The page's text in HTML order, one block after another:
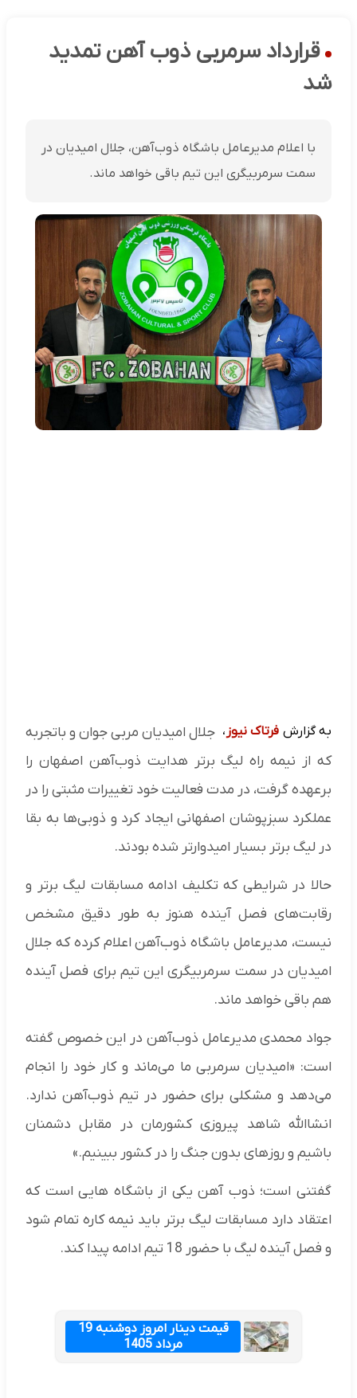
قرارداد سرمربی ذوب آهن تمدید
شد
با اعلام مدیرعامل باشگاه ذوب‌آهن، جلال امیدیان در
سمت سرمربیگری این تیم باقی خواهد ماند.
به گزارش فرتاک نیوز ، جلال امیدیان مربی جوان و باتجربه
که از نیمه راه لیگ برتر هدایت ذوب‌آهن اصفهان را
برعهده گرفت، در مدت فعالیت خود تغییرات مثبتی را در
عملکرد سبزپوشان اصفهانی ایجاد کرد و ذوبی‌ها به بقا
در لیگ برتر بسیار امیدوارتر شده بودند.
حالا در شرایطی که تکلیف ادامه مسابقات لیگ برتر و
رقابت‌های فصل آینده هنوز به طور دقیق مشخص
نیست، مدیرعامل باشگاه ذوب‌آهن اعلام کرده که جلال
امیدیان در سمت سرمربیگری این تیم برای فصل آینده
هم باقی خواهد ماند.
جواد محمدی مدیرعامل ذوب‌آهن در این خصوص گفته
است: «امیدیان سرمربی ما می‌ماند و کار خود را انجام
می‌دهد و مشکلی برای حضور در تیم ذوب‌آهن ندارد.
انشاالله شاهد پیروزی کشورمان در مقابل دشمنان
باشیم و روزهای بدون جنگ را در کشور ببینیم.»
گفتنی است؛ ذوب آهن یکی از باشگاه هایی است که
اعتقاد دارد مسابقات لیگ برتر باید نیمه کاره تمام شود
و فصل آینده لیگ با حضور 18 تیم ادامه پیدا کند.
قیمت دینار امروز دوشنبه 19
مرداد 1405